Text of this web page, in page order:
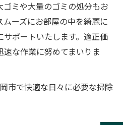
ミや大量のゴミの処分もお
ーズにお部屋の中を綺麗に
ポートいたします。適正価
な作業に努めてまいりま
市で快適な日々に必要な掃除